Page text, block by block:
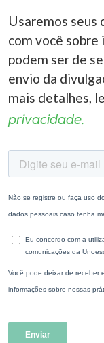
Usaremos seus
com você
podem ser de
envio da
mais detalhes,
privacidade.